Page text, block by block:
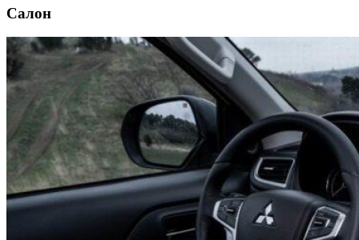
Салон